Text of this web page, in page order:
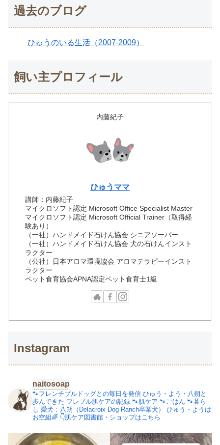
過去のブログ
ひゅうのいる生活（2007-2009）
飼い主プロフィール
内藤紀子
ひゅうママ
講師：内藤紀子
マイクロソフト認定 Microsoft Office Specialist Master
マイクロソフト認定 Microsoft Official Trainer（取得経
験あり）
（一社）ハンドメイド石けん協会 シニアソーパー
（一社）ハンドメイド石けん協会 犬の石けんインスト
ラクター
（公社）日本アロマ環境協会 アロマテラピーインスト
ラクター
ペット食育協会APNA認定ペット食育士1級
Instagram
naitosoap
🐾フレンチブルドッグとの毎日を発信 ひゅう・よう・八朔と
歩んできた フレブル肌ケアの記録 🐾肌ケア 🐾ごはん 🐾暮ら
し 愛犬：八朔（Delacroix Dog Ranch卒業犬）
ひゅう・ようは
お空組🌈 👇肌ケア図書館・ショップはこちら